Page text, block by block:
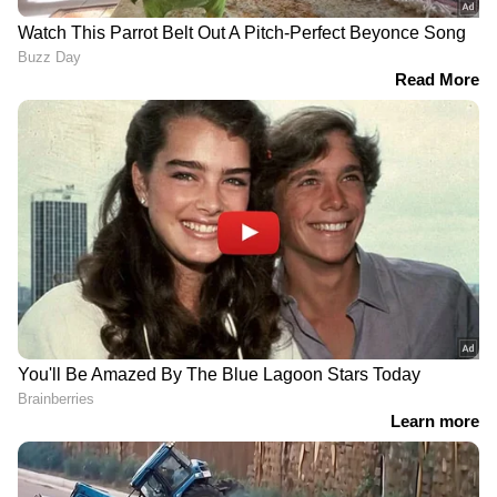
ഇതെന്ത് സുരക്ഷ?; ഗ്ലാസ്
ബ്രിഡ്ജ് വെറും കുട
കൊണ്ട് കുത്തിപ്പൊട്ടിച്ച്
കൗമാരക്കാരൻ,
ചൈനയിൽ വൻ വിവാദം
'ജോലി കിട്ടിയാൽ,
സർക്കാർ ചെലവിട്ട തുക
തിരിച്ച് അടയ്ക്കണം';
അഭയാർത്ഥികൾക്ക്
പുതിയ നിയമവുമായി
ബ്രിട്ടൻ
സ്വപ്നങ്ങൾക്ക് വേണ്ടി 45
ലക്ഷത്തിന്‍റെ ജോലി
ഉപേക്ഷിച്ചു;
കേൾവിയും
സംസാരശേഷിയുമില്ല,
കുട്ടിക്കാലത്ത് ട്രെയിനിൽ